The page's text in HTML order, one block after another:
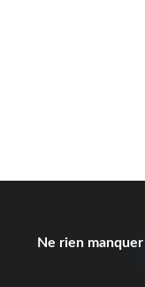
Ne rien manquer